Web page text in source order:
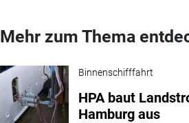
Mehr zum Thema
Binnenschifffahrt
HPA baut
Hamburg aus